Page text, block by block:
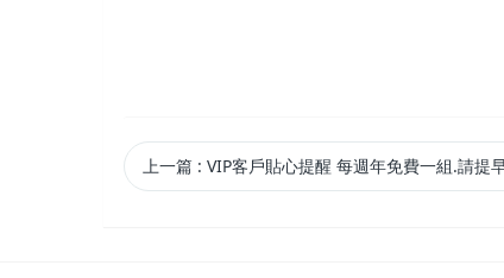
上一篇 : VIP客戶貼心提醒 每週年免費一組.請提早預